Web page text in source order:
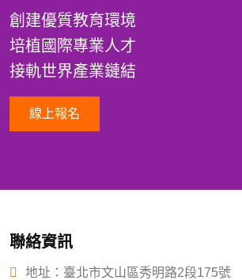
創建優質教育環境
培植國際專業人才
接軌世界產業鏈結
線上報名
聯絡資訊
地址：臺北市文山區秀明路2段175號